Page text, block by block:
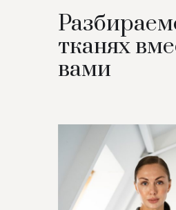
тканях
вами